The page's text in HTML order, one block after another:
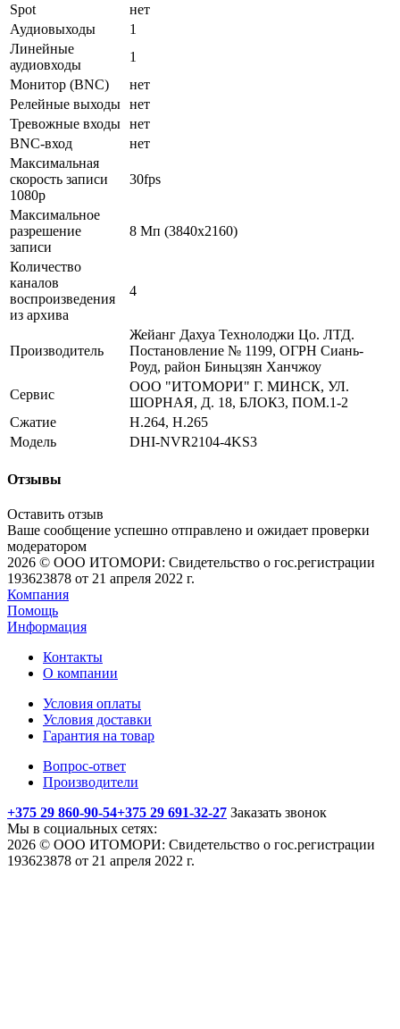
Spot
нет
Аудиовыходы
1
Линейные
аудиовходы
1
Монитор (BNC)
нет
Релейные выходы нет
Тревожные входы нет
BNC-вход
нет
Максимальная
скорость записи
1080p
30fps
Максимальное
разрешение
записи
8 Мп (3840x2160)
Количество
каналов
воспроизведения
из архива
4
Производитель
Жейанг Дахуа Технолоджи Цо. ЛТД.
Постановление № 1199, ОГРН Сиань-
Роуд, район Биньцзян Ханчжоу
Сервис
ООО "ИТОМОРИ" Г. МИНСК, УЛ.
ШОРНАЯ, Д. 18, БЛОК3, ПОМ.1-2
Сжатие
H.264, H.265
Модель
DHI-NVR2104-4KS3
Отзывы
Оставить отзыв
Ваше сообщение успешно отправлено и ожидает проверки
модератором
2026 © ООО ИТОМОРИ: Свидетельство о гос.регистрации
193623878 от 21 апреля 2022 г.
Компания
Помощь
Информация
Контакты
О компании
Условия оплаты
Условия доставки
Гарантия на товар
Вопрос-ответ
Производители
+375 29 860-90-54+375 29 691-32-27 Заказать звонок
Мы в социальных сетях:
2026 © ООО ИТОМОРИ: Свидетельство о гос.регистрации
193623878 от 21 апреля 2022 г.